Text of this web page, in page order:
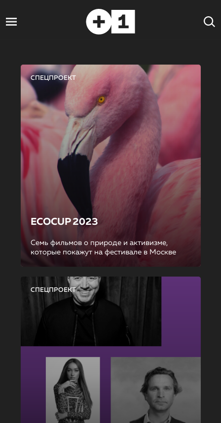
СПЕЦПРОЕКТ
ECOCUP 2023
Семь фильмов о природе и активизме,
которые покажут на фестивале в Москве
СПЕЦПРОЕКТ